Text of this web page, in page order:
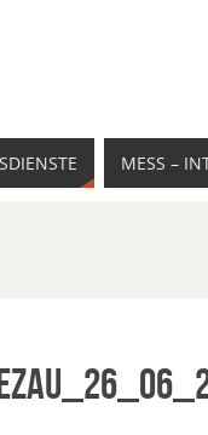
MESS –